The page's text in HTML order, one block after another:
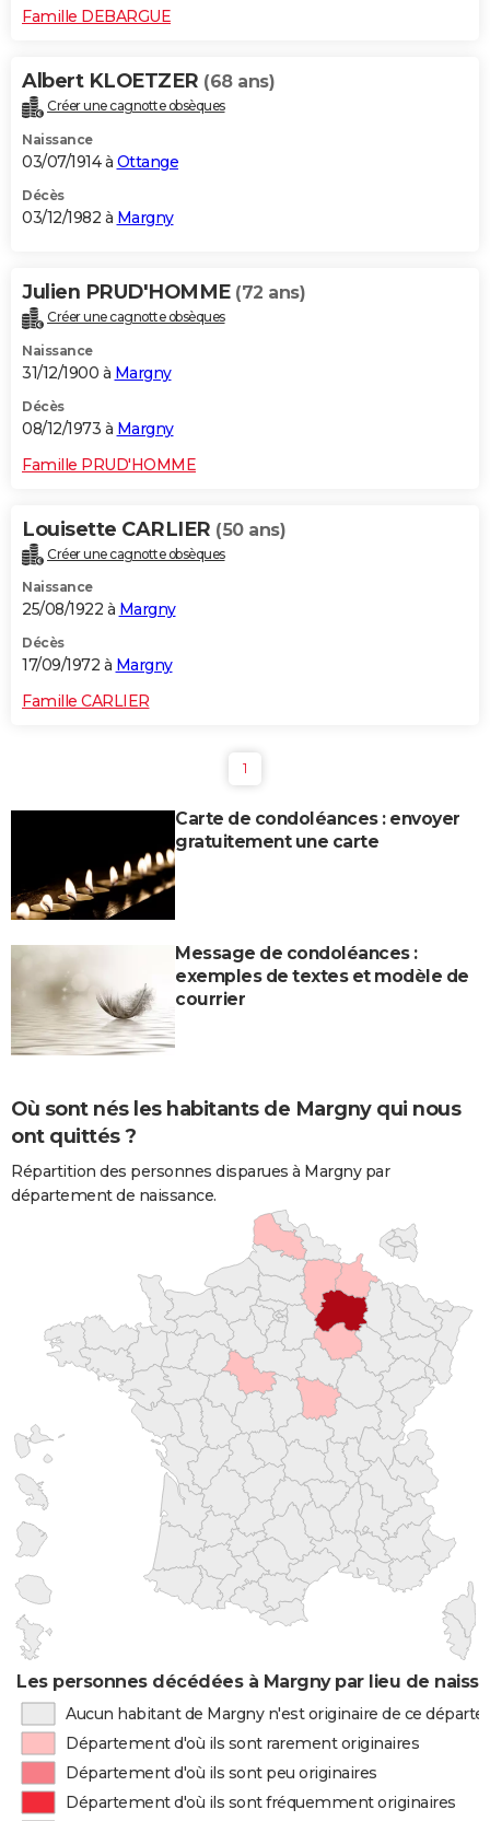
Famille DEBARGUE
Albert KLOETZER (68 ans)
Créer une cagnotte obsèques
Naissance
03/07/1914 à Ottange
Décès
03/12/1982 à Margny
Julien PRUD'HOMME (72 ans)
Créer une cagnotte obsèques
Naissance
31/12/1900 à Margny
Décès
08/12/1973 à Margny
Famille PRUD'HOMME
Louisette CARLIER (50 ans)
Créer une cagnotte obsèques
Naissance
25/08/1922 à Margny
Décès
17/09/1972 à Margny
Famille CARLIER
1
Carte de condoléances : envoyer
gratuitement une carte
Message de condoléances :
exemples de textes et modèle de
courrier
Où sont nés les habitants de Margny qui nous
ont quittés ?
Répartition des personnes disparues à Margny par
département de naissance.
Les personnes décédées à Margny par lieu de
Aucun habitant de Margny n'est originaire de ce
Département d'où ils sont rarement originaires
Département d'où ils sont peu originaires
Département d'où ils sont fréquemment originaires